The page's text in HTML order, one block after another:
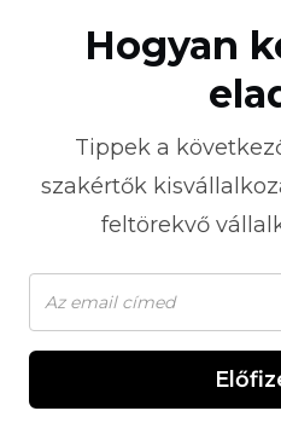
Hogyan
Tippek a
szakértők
feltörekvő